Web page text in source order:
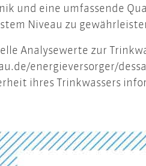
und eine umfassende
Niveau zu
Analysewerte zur
energieversorger/
ihres Trinkwassers